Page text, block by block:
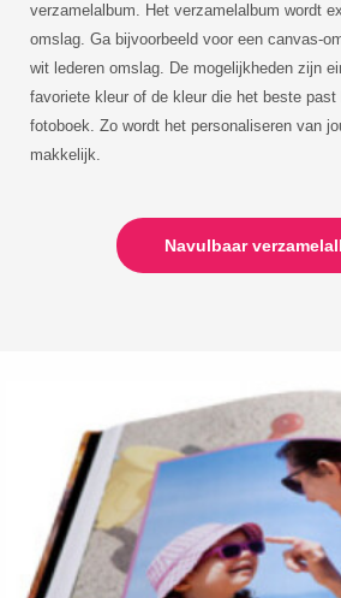
verzamelalbum. Het verzamelalbum wordt
omslag. Ga bijvoorbeeld voor een canvas-
wit lederen omslag. De mogelijkheden zijn
favoriete kleur of de kleur die het beste
fotoboek. Zo wordt het personaliseren van
makkelijk.
Navulbaar